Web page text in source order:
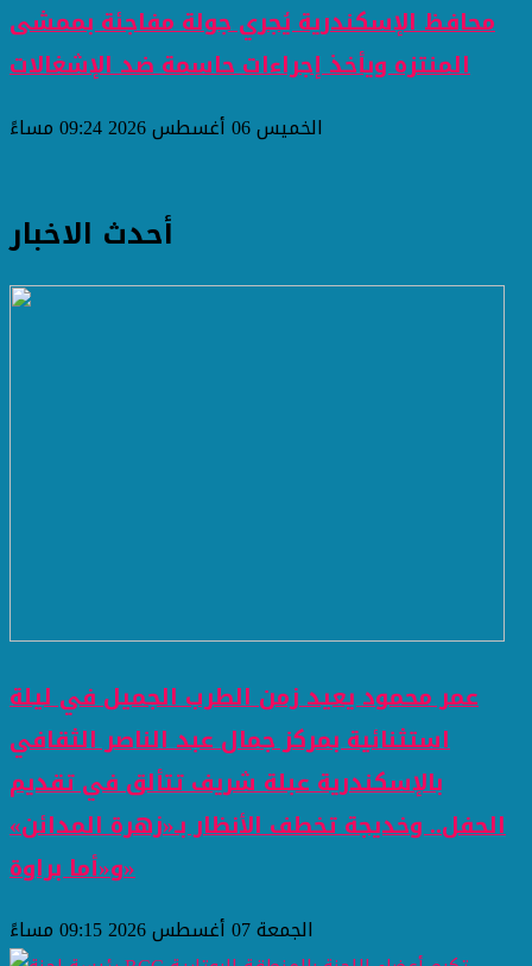
محافظ الإسكندرية يُجري جولة مفاجئة بممشى
المنتزه ويأخذ إجراءات حاسمة ضد الإشغالات
الخميس 06 أغسطس 2026 09:24 مساءً
أحدث الاخبار
عمر محمود يعيد زمن الطرب الجميل في ليلة
استثنائية بمركز جمال عبد الناصر الثقافي
بالإسكندرية عبلة شريف تتألق في تقديم
الحفل.. وخديجة تخطف الأنظار بـ«زهرة المدائن»
و«أما براوة»
الجمعة 07 أغسطس 2026 09:15 مساءً